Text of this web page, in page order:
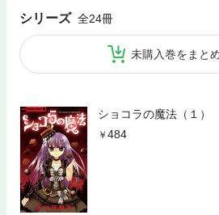
シリーズ 全24冊
未購入巻をまと
ショコラの魔法（１）
484